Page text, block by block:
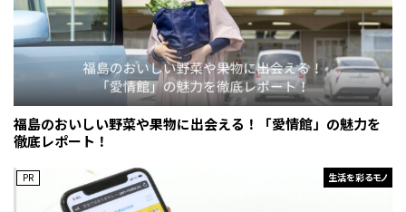
福島のおいしい野菜や果物に出会える！「愛情館」の魅力を
徹底レポート！
生活を彩るモノ
PR